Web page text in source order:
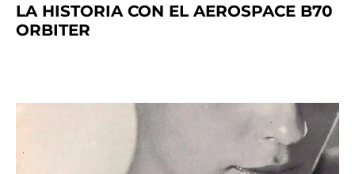
LA HISTORIA CON EL AEROSPACE B70
ORBITER